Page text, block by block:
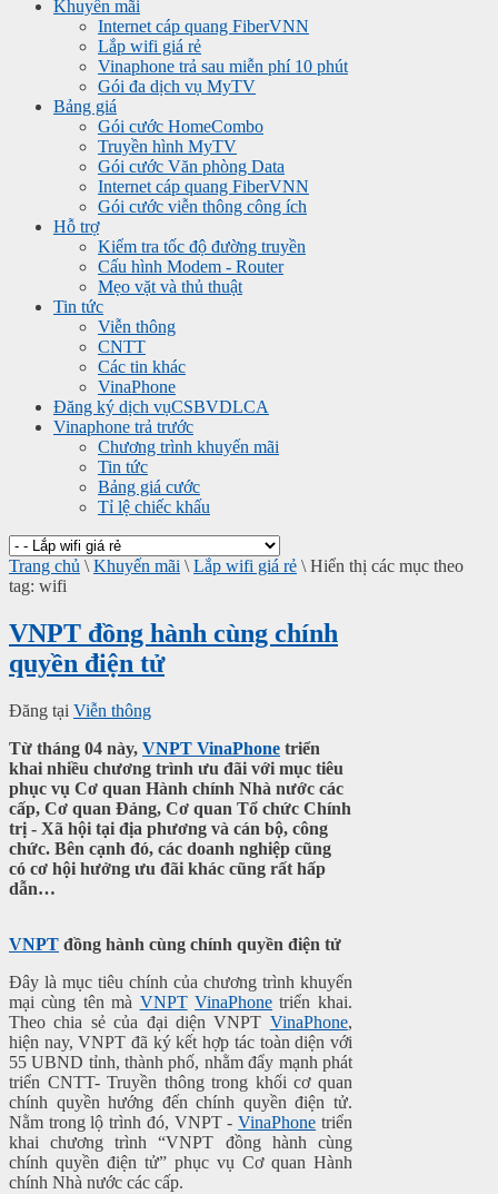
Khuyến mãi
Internet cáp quang FiberVNN
Lắp wifi giá rẻ
Vinaphone trả sau miễn phí 10 phút
Gói đa dịch vụ MyTV
Bảng giá
Gói cước HomeCombo
Truyền hình MyTV
Gói cước Văn phòng Data
Internet cáp quang FiberVNN
Gói cước viễn thông công ích
Hỗ trợ
Kiểm tra tốc độ đường truyền
Cấu hình Modem - Router
Mẹo vặt và thủ thuật
Tin tức
Viễn thông
CNTT
Các tin khác
VinaPhone
Đăng ký dịch vụCSBVDLCA
Vinaphone trả trước
Chương trình khuyến mãi
Tin tức
Bảng giá cước
Tỉ lệ chiếc khấu
Trang chủ \ Khuyến mãi \ Lắp wifi giá rẻ \ Hiển thị các mục theo
tag: wifi
VNPT đồng hành cùng chính
quyền điện tử
Đăng tại Viễn thông
Từ tháng 04 này, VNPT VinaPhone triển
khai nhiều chương trình ưu đãi với mục tiêu
phục vụ Cơ quan Hành chính Nhà nước các
cấp, Cơ quan Đảng, Cơ quan Tổ chức Chính
trị - Xã hội tại địa phương và cán bộ, công
chức. Bên cạnh đó, các doanh nghiệp cũng
có cơ hội hưởng ưu đãi khác cũng rất hấp
dẫn…
VNPT đồng hành cùng chính quyền điện tử
Đây là mục tiêu chính của chương trình khuyến
mại cùng tên mà VNPT VinaPhone triển khai.
Theo chia sẻ của đại diện VNPT VinaPhone,
hiện nay, VNPT đã ký kết hợp tác toàn diện với
55 UBND tỉnh, thành phố, nhằm đẩy mạnh phát
triển CNTT- Truyền thông trong khối cơ quan
chính quyền hướng đến chính quyền điện tử.
Nằm trong lộ trình đó, VNPT -VinaPhone triển
khai chương trình “VNPT đồng hành cùng
chính quyền điện tử” phục vụ Cơ quan Hành
chính Nhà nước các cấp.